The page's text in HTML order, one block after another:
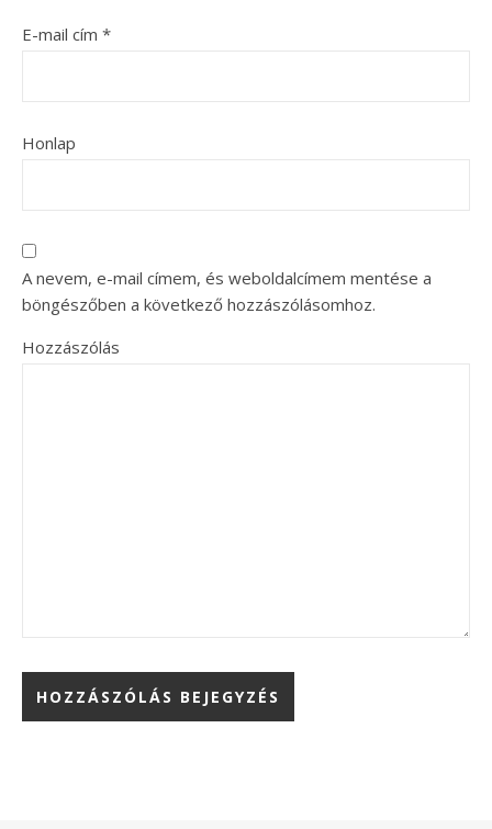
E-mail cím *
Honlap
A nevem, e-mail címem, és weboldalcímem mentése a
böngészőben a következő hozzászólásomhoz.
Hozzászólás